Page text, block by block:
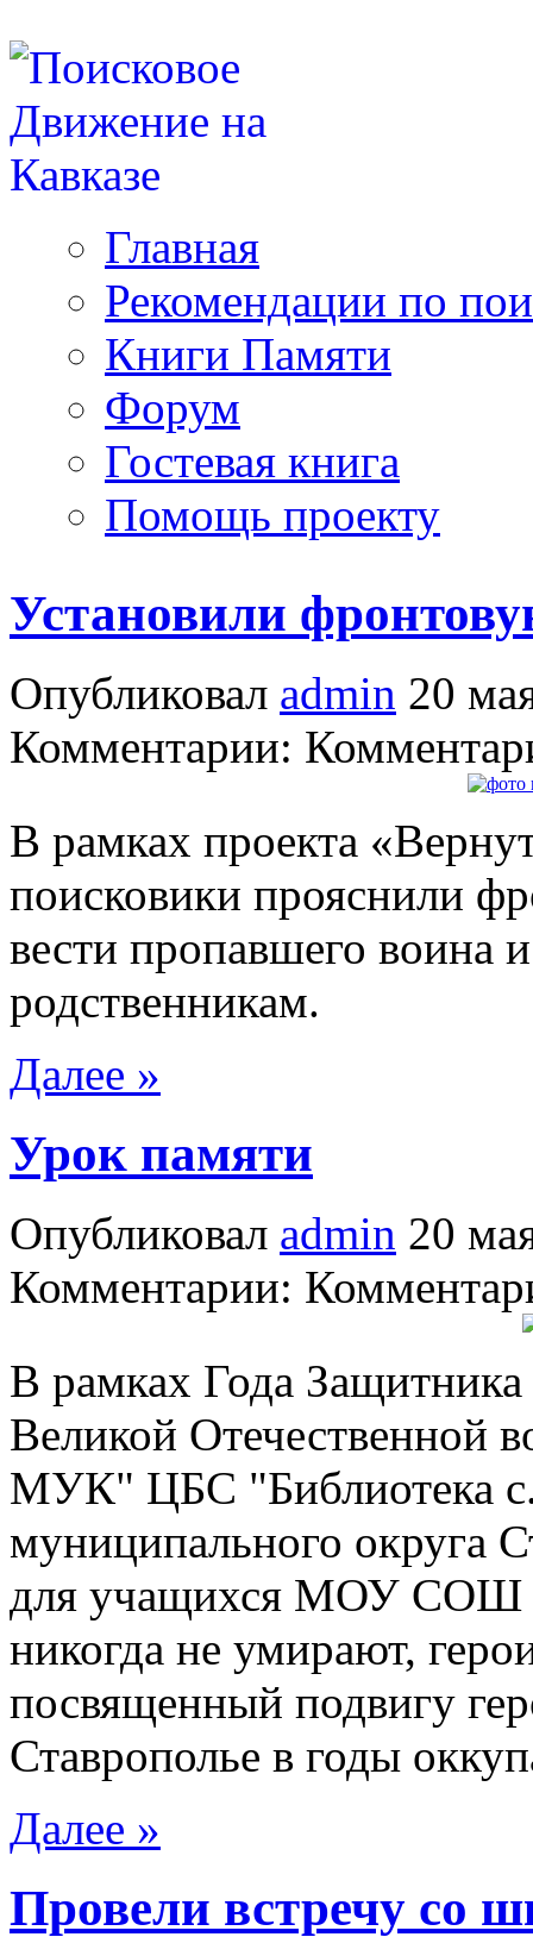
Главная
Рекомендации по
Книги Памяти
Форум
Гостевая книга
Помощь проекту
Установили
Опубликовал admin 20
Комментарии:
В рамках проекта
поисковики прояснили
вести пропавшего воина
родственникам.
Далее »
Урок памяти
Опубликовал admin 20
Комментарии:
В рамках Года
Великой Отечественной
МУК" ЦБС "Библиотека с.
муниципального округа
для учащихся МОУ СОШ
никогда не умирают,
посвященный подвигу
Ставрополье в годы
Далее »
Провели встречу со